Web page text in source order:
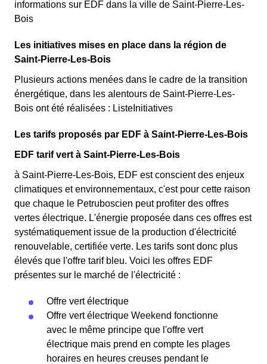
informations sur EDF dans la ville de Saint-Pierre-Les-
Bois
Les initiatives mises en place dans la région de
Saint-Pierre-Les-Bois
Plusieurs actions menées dans le cadre de la transition
énergétique, dans les alentours de Saint-Pierre-Les-
Bois ont été réalisées : ListeInitiatives
Les tarifs proposés par EDF à Saint-Pierre-Les-Bois
EDF tarif vert à Saint-Pierre-Les-Bois
à Saint-Pierre-Les-Bois, EDF est conscient des enjeux
climatiques et environnementaux, c'est pour cette raison
que chaque le Petruboscien peut profiter des offres
vertes électrique. L'énergie proposée dans ces offres est
systématiquement issue de la production d'électricité
renouvelable, certifiée verte. Les tarifs sont donc plus
élevés que l'offre tarif bleu. Voici les offres EDF
présentes sur le marché de l'électricité :
Offre vert électrique
Offre vert électrique Weekend fonctionne
avec le même principe que l'offre vert
électrique mais prend en compte les plages
horaires en heures creuses pendant le